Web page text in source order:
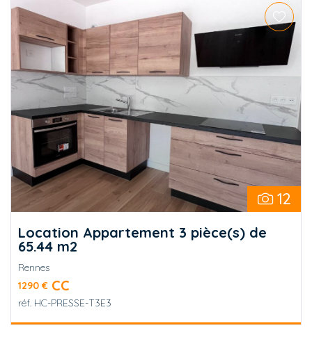
12
Location Appartement 3 pièce(s) de
65.44 m2
Rennes
1290 € CC
réf. HC-PRESSE-T3E3